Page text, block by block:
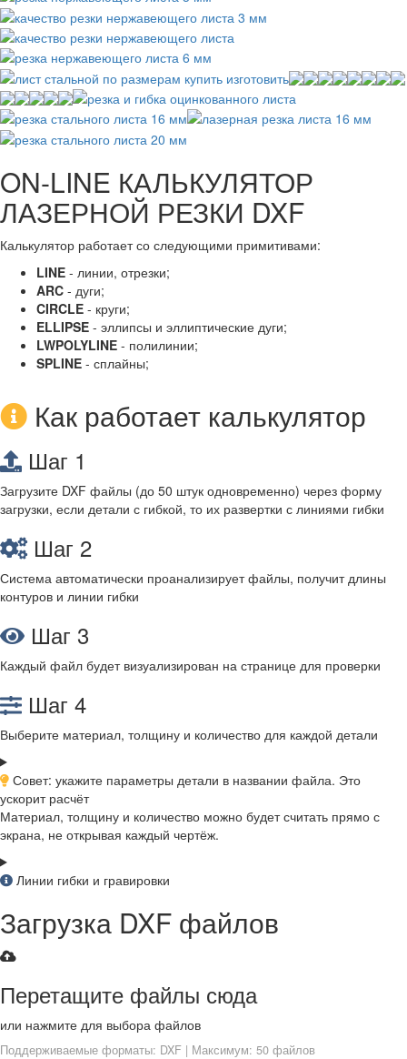
ON-LINE КАЛЬКУЛЯТОР
ЛАЗЕРНОЙ РЕЗКИ DXF
Калькулятор работает со следующими примитивами:
LINE - линии, отрезки;
ARC - дуги;
CIRCLE - круги;
ELLIPSE - эллипсы и эллиптические дуги;
LWPOLYLINE - полилинии;
SPLINE - сплайны;
Как работает калькулятор
Шаг 1
Загрузите DXF файлы (до 50 штук одновременно) через форму
загрузки, если детали с гибкой, то их развертки с линиями гибки
Шаг 2
Система автоматически проанализирует файлы, получит длины
контуров и линии гибки
Шаг 3
Каждый файл будет визуализирован на странице для проверки
Шаг 4
Выберите материал, толщину и количество для каждой детали
Совет: укажите параметры детали в названии файла. Это
ускорит расчёт
Материал, толщину и количество можно будет считать прямо с
экрана, не открывая каждый чертёж.
Линии гибки и гравировки
Загрузка DXF файлов
Перетащите файлы сюда
или нажмите для выбора файлов
Поддерживаемые форматы: DXF | Максимум: 50 файлов